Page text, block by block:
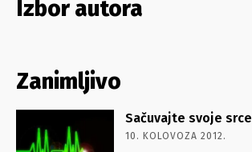
Izbor autora
Zanimljivo
Sačuvajte svoje srce
10. KOLOVOZA 2012.